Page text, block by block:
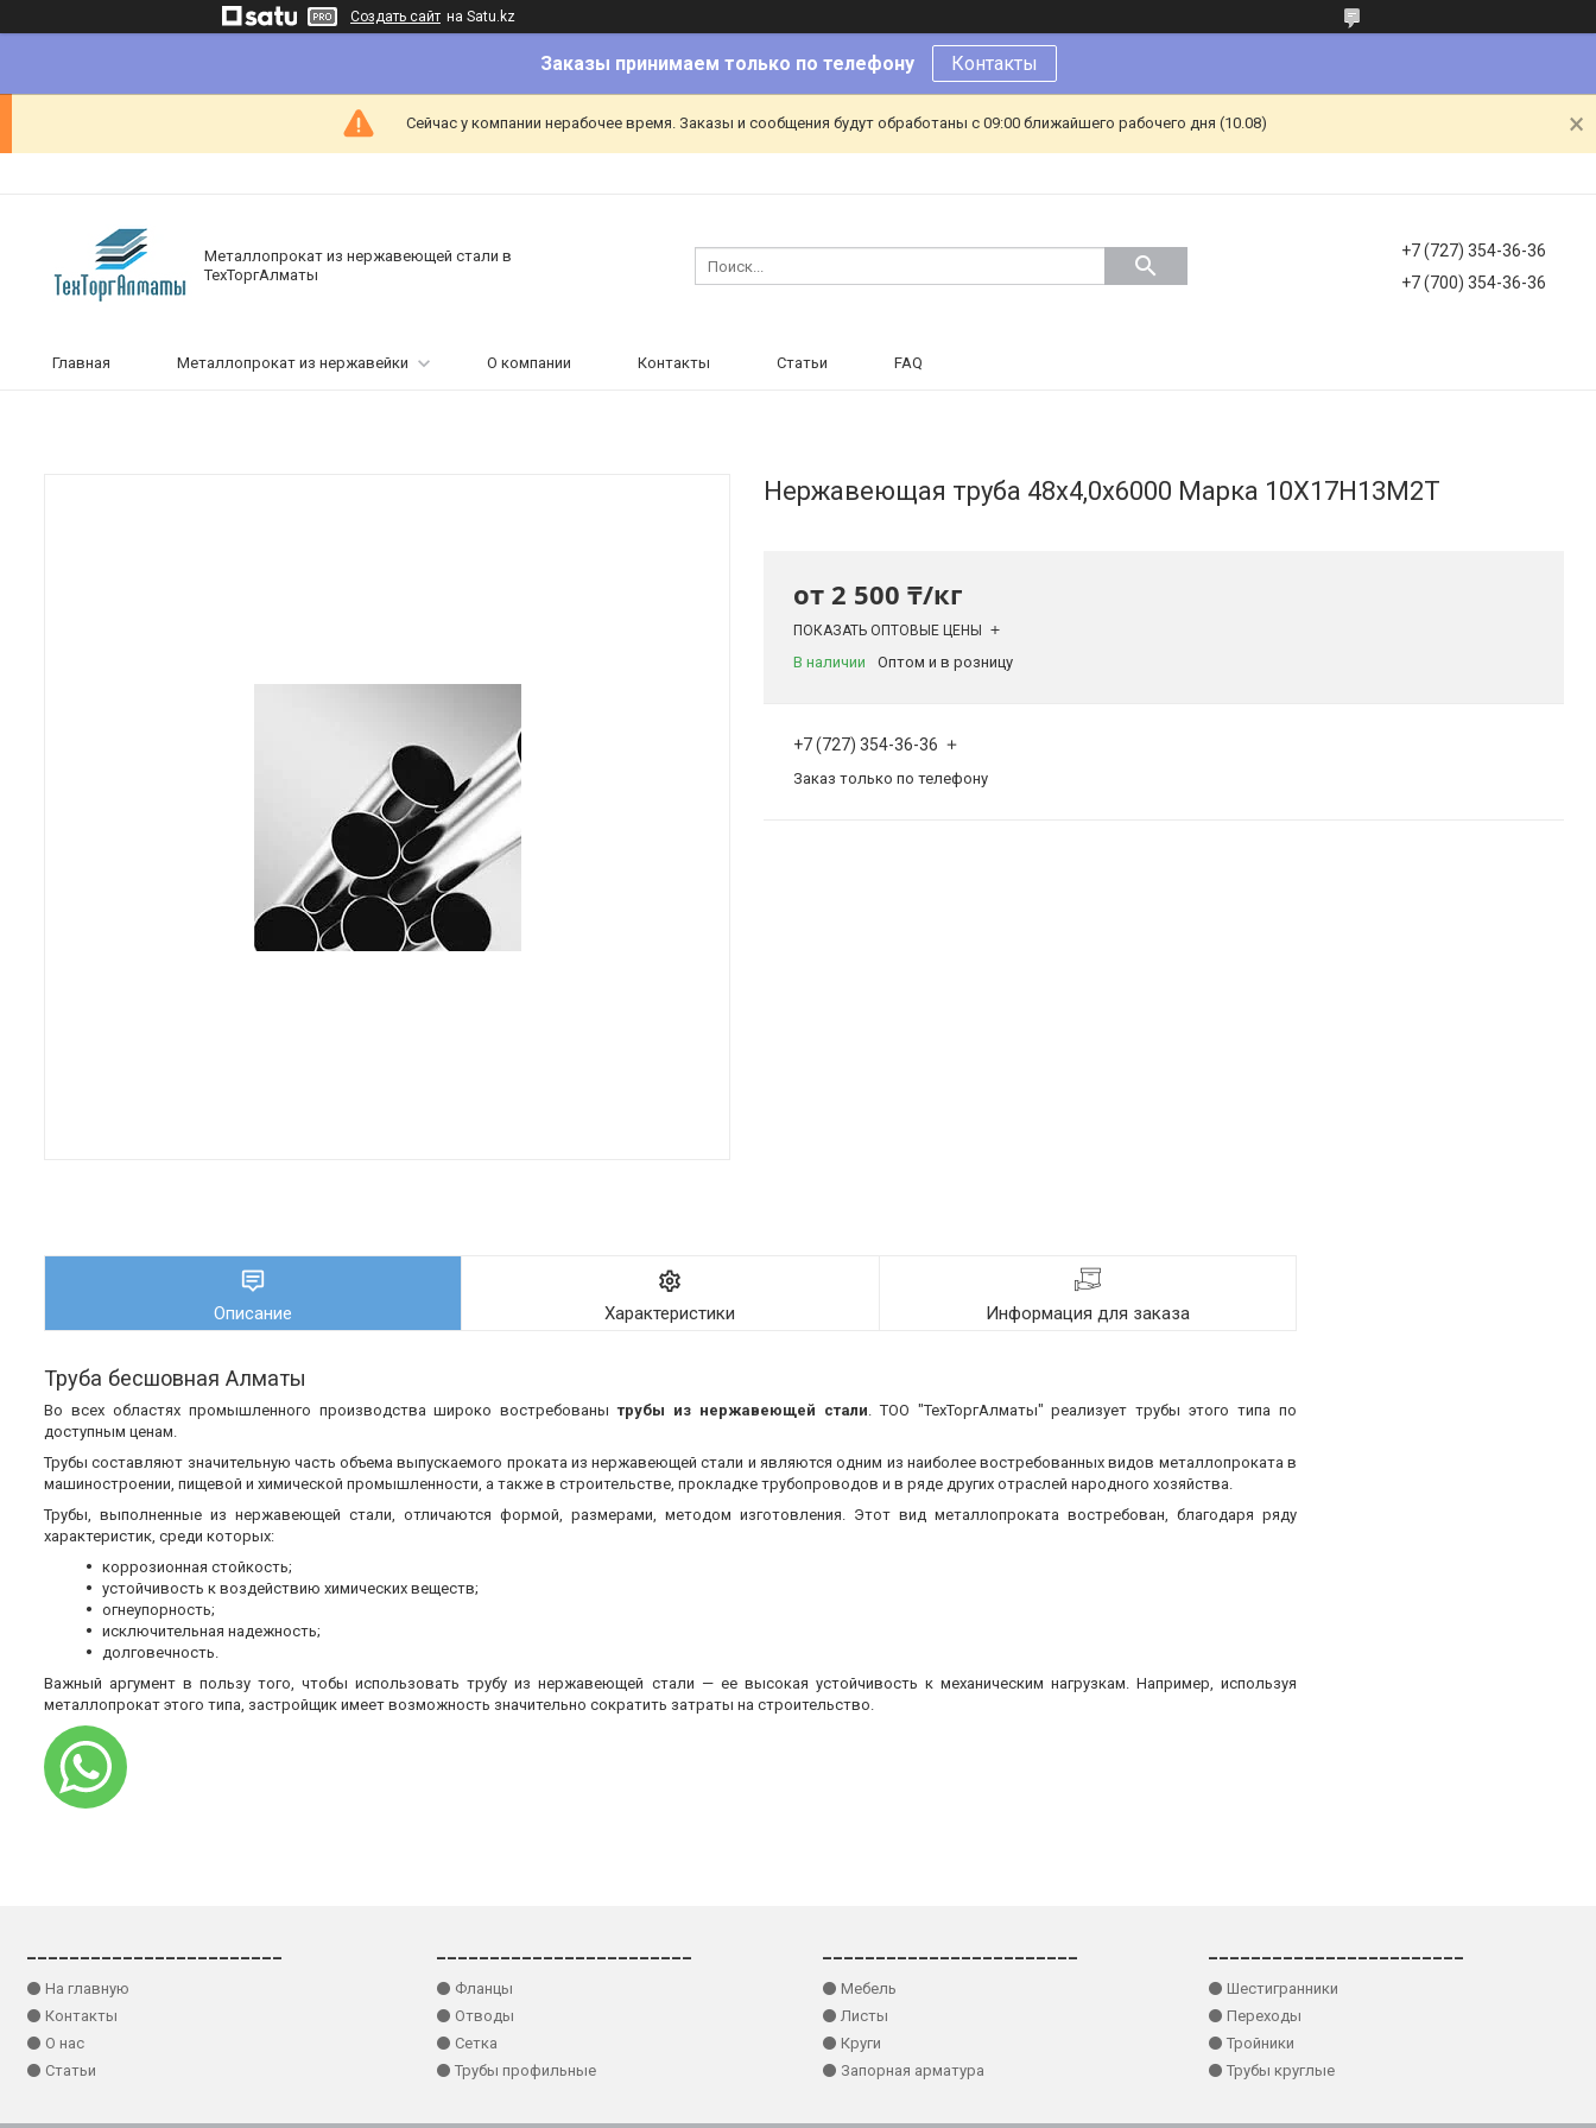
Создать сайт на Satu.kz
Заказы принимаем только по телефону Контакты
Сейчас у компании нерабочее время. Заказы и сообщения будут обработаны с 09:00 ближайшего рабочего дня (10.08)
Металлопрокат из нержавеющей стали в
ТехТоргАлматы
+7 (727) 354-36-36
+7 (700) 354-36-36
Главная Металлопрокат из нержавейки О компании Контакты Статьи FAQ
Нержавеющая труба 48х4,0х6000 Марка 10Х17Н13М2Т
от 2 500 ₸/кг
ПОКАЗАТЬ ОПТОВЫЕ ЦЕНЫ
В наличии Оптом и в розницу
+7 (727) 354-36-36
Заказ только по телефону
Описание Характеристики Информация для заказа
Труба бесшовная Алматы
Во всех областях промышленного производства широко востребованытрубы из нержавеющей стали. ТОО "ТехТоргАлматы" реализует трубы этого типа по
доступным ценам.
Трубы составляют значительную часть объема выпускаемого проката из нержавеющей стали и являются одним из наиболее востребованных видов металлопроката в
машиностроении, пищевой и химической промышленности, а также в строительстве, прокладке трубопроводов и в ряде других отраслей народного хозяйства.
Трубы, выполненные из нержавеющей стали, отличаются формой, размерами, методом изготовления. Этот вид металлопроката востребован, благодаря ряду
характеристик, среди которых:
коррозионная стойкость;
устойчивость к воздействию химических веществ;
огнеупорность;
исключительная надежность;
долговечность.
Важный аргумент в пользу того, чтобы использовать трубу из нержавеющей стали — ее высокая устойчивость к механическим нагрузкам. Например, используя
металлопрокат этого типа, застройщик имеет возможность значительно сократить затраты на строительство.
⚫ На главную
⚫ Контакты
⚫ О нас
⚫ Статьи
⚫ Фланцы
⚫ Отводы
⚫ Сетка
⚫ Трубы профильные
⚫ Мебель
⚫ Листы
⚫ Круги
⚫ Запорная арматура
⚫ Шестигранники
⚫ Переходы
⚫ Тройники
⚫ Трубы круглые